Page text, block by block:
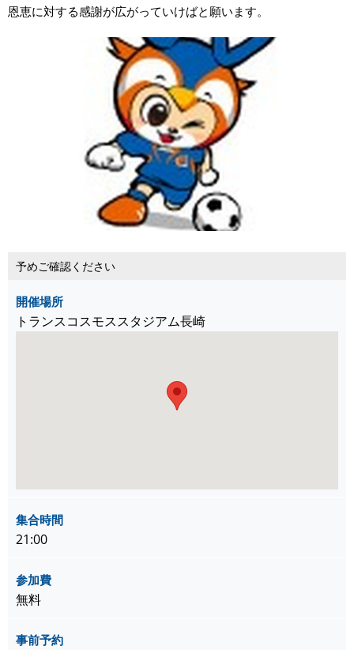
恩恵に対する感謝が広がっていけばと願います。
予めご確認ください
開催場所
トランスコスモススタジアム長崎
集合時間
21:00
参加費
無料
事前予約